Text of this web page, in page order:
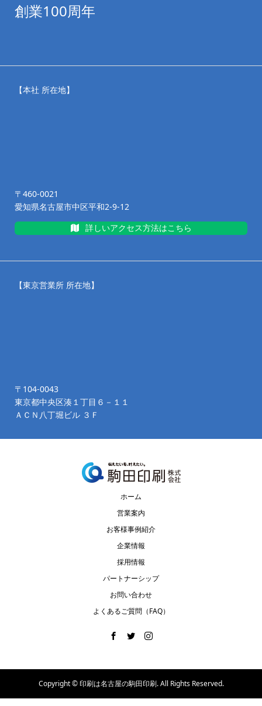
創業100周年
【本社 所在地】
〒460-0021
愛知県名古屋市中区平和2-9-12
詳しいアクセス方法はこちら
【東京営業所 所在地】
〒104-0043
東京都中央区湊１丁目６－１１
ＡＣＮ八丁堀ビル ３Ｆ
ホーム
営業案内
お客様事例紹介
企業情報
採用情報
パートナーシップ
お問い合わせ
よくあるご質問（FAQ）
Copyright ©印刷は名古屋の駒田印刷. All Rights Reserved.